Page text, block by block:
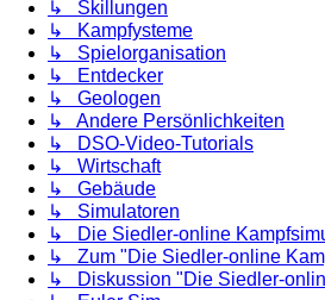
↳ Skillungen
↳ Kampfysteme
↳ Spielorganisation
↳ Entdecker
↳ Geologen
↳ Andere Persönlichkeiten
↳ DSO-Video-Tutorials
↳ Wirtschaft
↳ Gebäude
↳ Simulatoren
↳ Die Siedler-online
↳ Zum "Die Siedler-online
↳ Diskussion "Die Siedler-